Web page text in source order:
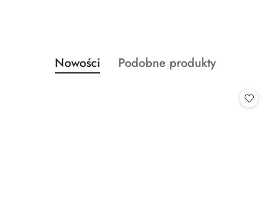
Pomiń karuzelę produktów
Produkty
o
Nowości
Produkty
Podobne produkty